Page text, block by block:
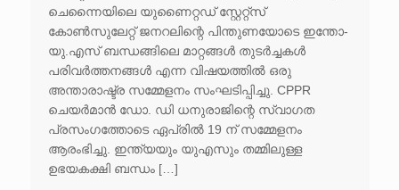
ചെന്നൈയിലെ യുണൈറ്റഡ് സ്റ്റേറ്റ്സ്
കോൺസുലേറ്റ് ജനറലിന്റെ പിന്തുണയോടെ ഇന്തോ-
യു.എസ് ബന്ധങ്ങിലെ മാറ്റങ്ങൾ തുടർച്ചകൾ
പരിവർത്തനങ്ങൾ എന്ന വിഷയത്തിൽ ഒരു
അന്താരാഷ്ട്ര സമ്മേളനം സംഘടിപ്പിച്ചു. CPPR
ചെയർമാൻ ഡോ. ഡി ധനുരാജിന്റെ സ്വാഗത
പ്രസംഗത്തോടെ ഏപ്രിൽ 19 ന് സമ്മേളനം
ആരംഭിച്ചു. ഇന്ത്യയും യുഎസും തമ്മിലുള്ള
ഉഭയകക്ഷി ബന്ധം […]